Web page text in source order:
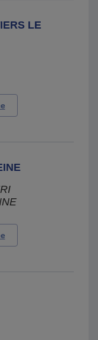
LE